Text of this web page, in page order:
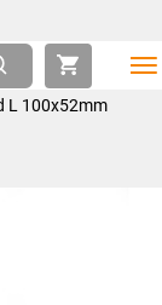
L 100x52mm